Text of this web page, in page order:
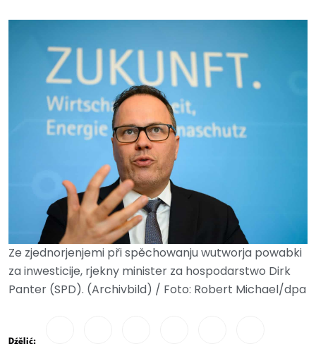
Ze zjednorjenjemi při spěchowanju wutworja powabki
za inwesticije, rjekny minister za hospodarstwo Dirk
Panter (SPD). (Archivbild) / Foto: Robert Michael/dpa
Dźělić: